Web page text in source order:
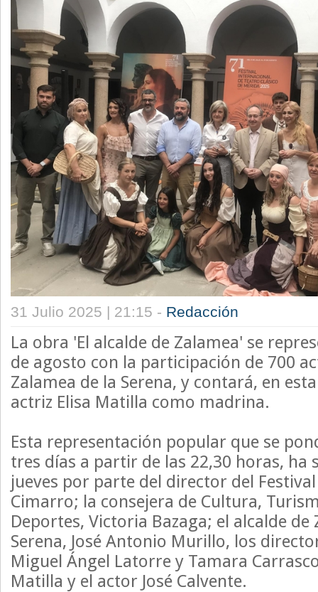
31 Julio 2025 | 21:15 - Redacción
La obra 'El alcalde de Zalamea' se
de agosto con la participación de 700
Zalamea de la Serena, y contará, en
actriz Elisa Matilla como madrina.
Esta representación popular que se
tres días a partir de las 22,30 horas, ha
jueves por parte del director del Festival
Cimarro; la consejera de Cultura,
Deportes, Victoria Bazaga; el alcalde de
Serena, José Antonio Murillo, los
Miguel Ángel Latorre y Tamara
Matilla y el actor José Calvente.